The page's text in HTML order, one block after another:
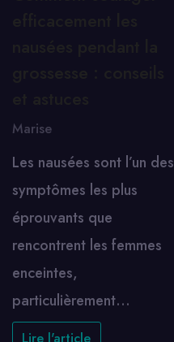
Marise
Les nausées sont l’un des
symptômes les plus
éprouvants que
rencontrent les femmes
enceintes,
particulièrement…